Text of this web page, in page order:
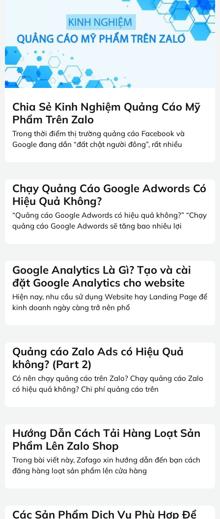
Chia Sẻ Kinh Nghiệm Quảng Cáo Mỹ
Phẩm Trên Zalo
Trong thời điểm thị trường quảng cáo Facebook và
Google đang dần “đất chật người đông”, rất nhiều
Chạy Quảng Cáo Google Adwords Có
Hiệu Quả Không?
“Quảng cáo Google Adwords có hiệu quả không?” “Chạy
quảng cáo Google Adwords sẽ tăng bao nhiêu lợi
Google Analytics Là Gì? Tạo và cài
đặt Google Analytics cho website
Hiện nay, nhu cầu sử dụng Website hay Landing Page để
kinh doanh ngày càng trở nên phổ
Quảng cáo Zalo Ads có Hiệu Quả
không? (Part 2)
Có nên chạy quảng cáo trên Zalo? Chạy quảng cáo Zalo
có hiệu quả không? Chi phí quảng cáo trên
Hướng Dẫn Cách Tải Hàng Loạt Sản
Phẩm Lên Zalo Shop
Trong bài viết này, Zafago xin hướng dẫn đến bạn cách
đăng hàng loạt sản phẩm lên cửa hàng
Các Sản Phẩm Dịch Vụ Phù Hợp Để